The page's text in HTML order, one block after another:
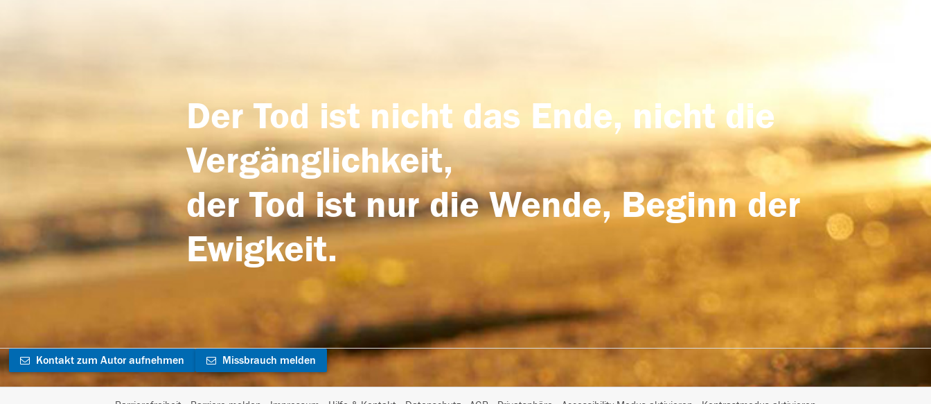
Der Tod ist nicht das Ende, nicht die
Vergänglichkeit,
der Tod ist nur die Wende, Beginn der
Ewigkeit.
Kontakt zum Autor aufnehmen Missbrauch melden